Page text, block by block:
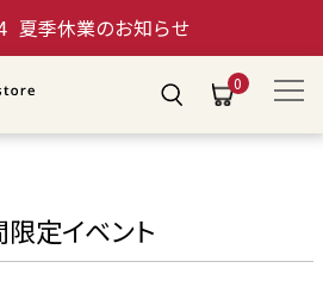
夏季休業のお知らせ
0
定イベント